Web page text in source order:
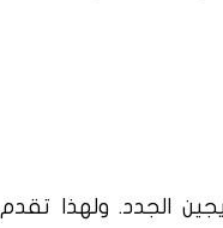
الجدد. ولهذا تقدم